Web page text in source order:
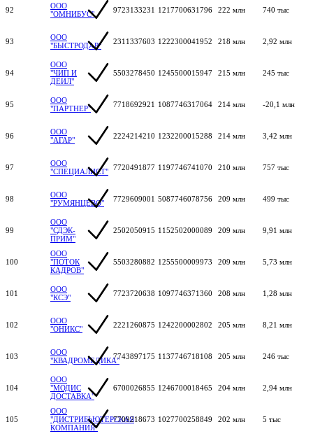
92
ООО
"ОМНИБУС"
9723133231 1217700631796 222 млн 740 тыс
93
ООО
"БЫСТРОДАР"
2311337603 1222300041952 218 млн 2,92 млн
94
ООО
"ЧИП И
ДЕИЛ"
5503278450 1245500015947 215 млн 245 тыс
95
ООО
"ПАРТНЕР"
7718692921 1087746317064 214 млн -20,1 млн
96
ООО
"АГАР"
2224214210 1232200015288 214 млн 3,42 млн
97
ООО
"СПЕЦИАЛИСТ" 7720491877 1197746741070 210 млн 757 тыс
98
ООО
"РУМЯНЦЕВО"
7729609001 5087746078756 209 млн 499 тыс
99
ООО
"СДЭК-
ПРИМ"
2502050915 1152502000089 209 млн 9,91 млн
100
ООО
"ПОТОК
КАДРОВ"
5503280882 1255500009973 209 млн 5,73 млн
101
ООО
"КСЭ"
7723720638 1097746371360 208 млн 1,28 млн
102
ООО
"ОНИКС"
2221260875 1242200002802 205 млн 8,21 млн
103
ООО
"КВАДРОМЕДИКА"7743897175 1137746718108 205 млн 246 тыс
104
ООО
"МОДИС
ДОСТАВКА"
6700026855 1246700018465 204 млн 2,94 млн
105
ООО
"ДИСТРИБЬЮТЕРСКАЯ
КОМПАНИЯ"
7709218673 1027700258849 202 млн 5 тыс